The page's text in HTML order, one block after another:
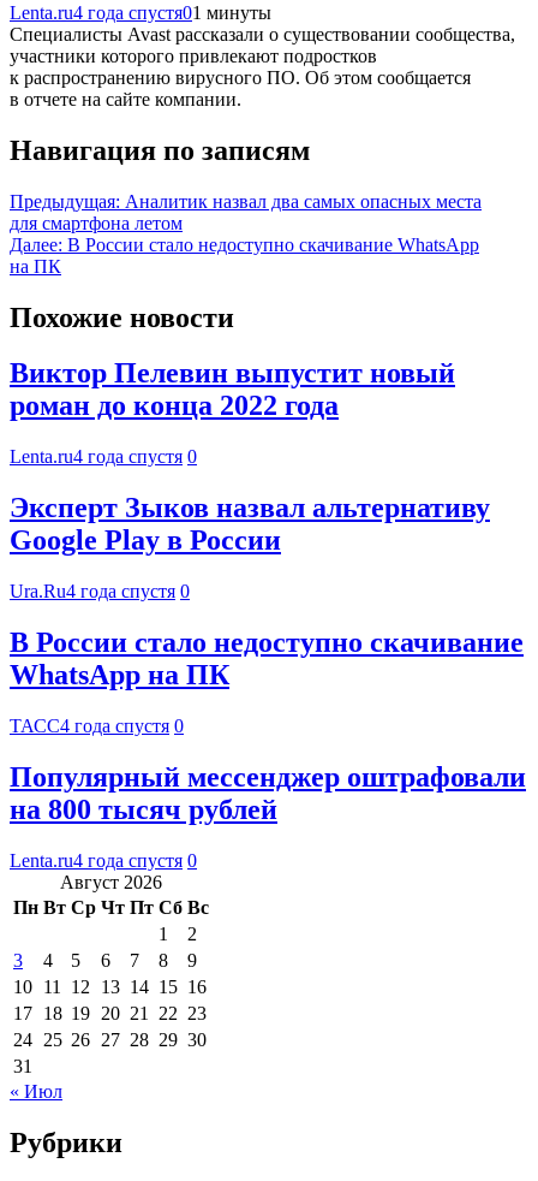
Lenta.ru4 года спустя01 минуты
Специалисты Avast рассказали о существовании сообщества,
участники которого привлекают подростков
к распространению вирусного ПО. Об этом сообщается
в отчете на сайте компании.
Навигация по записям
Предыдущая: Аналитик назвал два самых опасных места
для смартфона летом
Далее: В России стало недоступно скачивание WhatsApp
на ПК
Похожие новости
Виктор Пелевин выпустит новый
роман до конца 2022 года
Lenta.ru4 года спустя 0
Эксперт Зыков назвал альтернативу
Google Play в России
Ura.Ru4 года спустя 0
В России стало недоступно скачивание
WhatsApp на ПК
ТАСС4 года спустя 0
Популярный мессенджер оштрафовали
на 800 тысяч рублей
Lenta.ru4 года спустя 0
Август 2026
Пн Вт Ср Чт Пт Сб Вс
1
2
3
4 5 6 7 8
9
10 11 12 13 14 15 16
17 18 19 20 21 22 23
24 25 26 27 28 29 30
31
« Июл
Рубрики